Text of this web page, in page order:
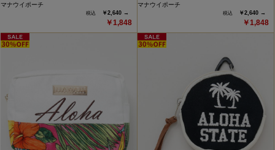
マナウイポーチ
￥2,640 →
￥1,848
マナウイポーチ
￥2,640 →
￥1,848